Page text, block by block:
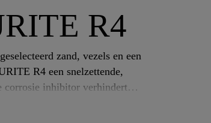
R4
corrosie inhibitor verhindert